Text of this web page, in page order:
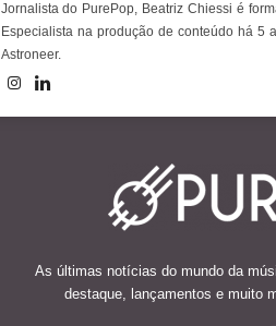
Jornalista do PurePop, Beatriz Chiessi é
Especialista na produção de conteúdo há 5
Astroneer.
As últimas notícias do mundo da
destaque, lançamentos e muito